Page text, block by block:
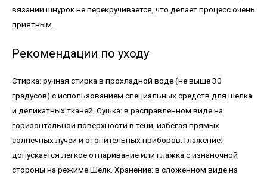
вязании шнурок не перекручивается, что делает процесс очень
приятным.
Рекомендации по уходу
Стирка: ручная стирка в прохладной воде (не выше 30
градусов) с использованием специальных средств для шелка
и деликатных тканей. Сушка: в расправленном виде на
горизонтальной поверхности в тени, избегая прямых
солнечных лучей и отопительных приборов. Глажение:
допускается легкое отпаривание или глажка с изнаночной
стороны на режиме Шелк. Хранение: в сложенном виде на